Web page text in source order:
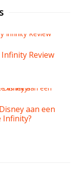
Review
aan een
Infinity?